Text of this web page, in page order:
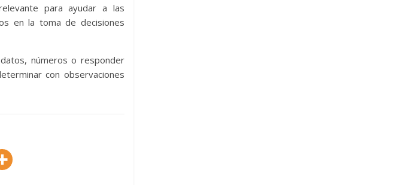
para ayudar a las
en la toma de decisiones
números o responder
con observaciones